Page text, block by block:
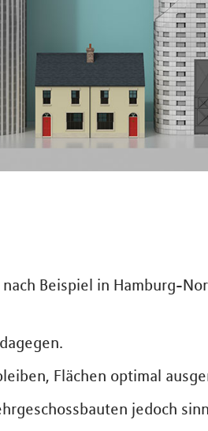
Beispiel in Hamburg-
Flächen optimal
jedoch